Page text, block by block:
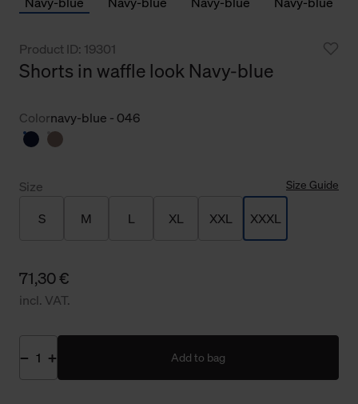
Product ID: 19301
Shorts in waffle look Navy-blue
Colornavy-blue - 046
Size Size Guide
S M L XL XXL XXXL
71,30 €
incl. VAT.
Add to bag